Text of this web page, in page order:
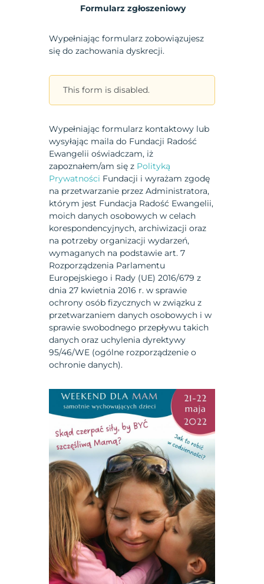
Formularz zgłoszeniowy
Wypełniając formularz zobowiązujesz
się do zachowania dyskrecji.
This form is disabled.
Wypełniając formularz kontaktowy lub
wysyłając maila do Fundacji Radość
Ewangelii oświadczam, iż
zapoznałem/am się z Polityką
Prywatności Fundacji i wyrażam zgodę
na przetwarzanie przez Administratora,
którym jest Fundacja Radość Ewangelii,
moich danych osobowych w celach
korespondencyjnych, archiwizacji oraz
na potrzeby organizacji wydarzeń,
wymaganych na podstawie art. 7
Rozporządzenia Parlamentu
Europejskiego i Rady (UE) 2016/679 z
dnia 27 kwietnia 2016 r. w sprawie
ochrony osób fizycznych w związku z
przetwarzaniem danych osobowych i w
sprawie swobodnego przepływu takich
danych oraz uchylenia dyrektywy
95/46/WE (ogólne rozporządzenie o
ochronie danych).